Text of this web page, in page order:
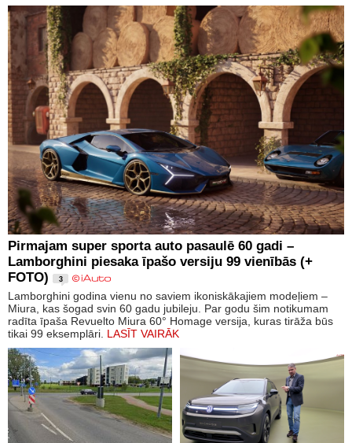
Pirmajam super sporta auto pasaulē 60 gadi –
Lamborghini piesaka īpašo versiju 99 vienībās (+
FOTO)
3
Lamborghini godina vienu no saviem ikoniskākajiem modeļiem –
Miura, kas šogad svin 60 gadu jubileju. Par godu šim notikumam
radīta īpaša Revuelto Miura 60° Homage versija, kuras tirāža būs
tikai 99 eksemplāri. LASĪT VAIRĀK